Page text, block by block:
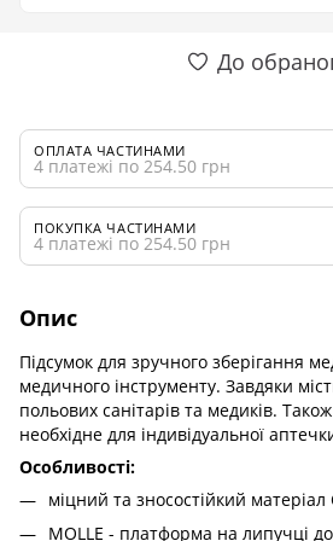
До
ОПЛАТА ЧАСТИНАМИ
4 платежі по 254.50 грн
ПОКУПКА ЧАСТИНАМИ
4 платежі по 254.50 грн
Опис
Підсумок для зручного зберігання
медичного інструменту. Завдяки
польових санітарів та медиків.
необхідне для індивідуальної
Особливості:
міцний та зносостійкий
MOLLE - платформа на липучці